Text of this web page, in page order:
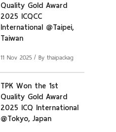
Quality Gold Award
2025 ICQCC
International @Taipei,
Taiwan
11 Nov 2025 / By thaipackag
TPK Won the 1st
Quality Gold Award
2025 ICQ International
@Tokyo, Japan